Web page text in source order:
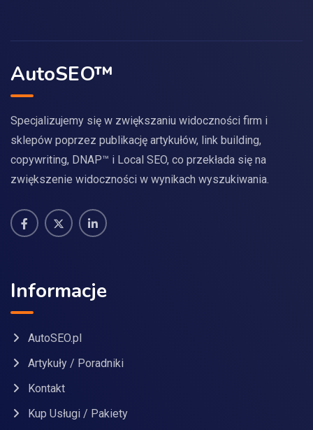
AutoSEO™
Specjalizujemy się w zwiększaniu widoczności firm i
sklepów poprzez publikację artykułów, link building,
copywriting, DNAP™ i Local SEO, co przekłada się na
zwiększenie widoczności w wynikach wyszukiwania.
Informacje
AutoSEO.pl
Artykuły / Poradniki
Kontakt
Kup Usługi / Pakiety